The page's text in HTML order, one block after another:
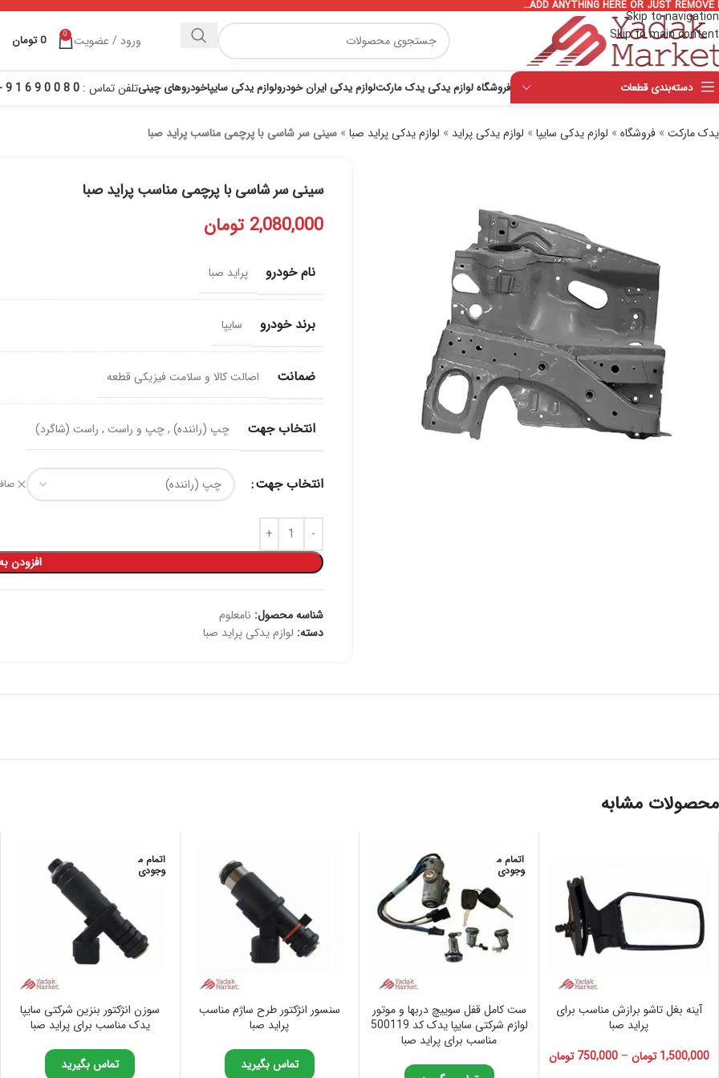
Skip to navigation
Skip to main content
ADD ANYTHING HERE OR JUST REMOVE
ورود / عضویت 0
0 تومان
دسته‌بندی قطعات فروشگاه لوازم یدکی یدک مارکتلوازم یدکی ایران خودرولوازم یدکی سایپاخودروهای چینیتلفن تماس : 0 8 0 0 9 6 1 9 - 021
یدک مارکت» فروشگاه» لوازم یدکی سایپا» لوازم یدکی پراید » لوازم یدکی پراید صبا» سینی سر شاسی با پرچمی مناسب پراید صبا
سینی سر شاسی با پرچمی مناسب پراید صبا
2,080,000 تومان
نام خودرو پراید صبا
برند خودرو سایپا
ضمانت اصالت کالا و سلامت فیزیکی قطعه
انتخاب جهت چپ (راننده) ,چپ و راست , راست (شاگرد)
انتخاب جهت
افزودن
شناسه محصول: نامعلوم
دسته: لوازم یدکی پراید صبا
محصولات مشابه
آینه بغل تاشو برازش مناسب برای
پراید صبا
1,500,000 تومان –
750,000 تومان
اتمام م
وجودی
ست كامل قفل سویيچ دربها و موتور
لوازم شرکتی سایپا یدک کد 500119
مناسب برای پراید صبا
سنسور انژکتور طرح ساژم مناسب
پراید صبا
تماس بگیرید
اتمام م
وجودی
سوزن انژکتور بنزین شرکتی سایپا
یدک مناسب برای پراید صبا
تماس بگیرید